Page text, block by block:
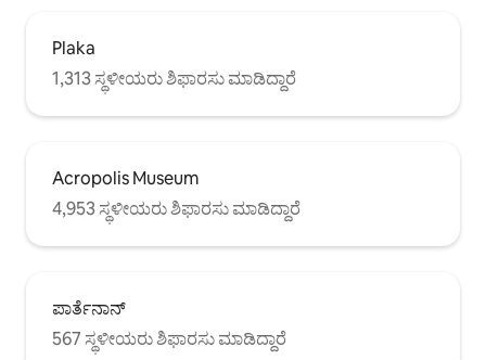
Plaka
1,313 ಸ್ಥಳೀಯರು ಶಿಫಾರಸು ಮಾಡಿದ್ದಾರೆ
Acropolis Museum
4,953 ಸ್ಥಳೀಯರು ಶಿಫಾರಸು ಮಾಡಿದ್ದಾರೆ
ಪಾರ್ತೆನಾನ್
567 ಸ್ಥಳೀಯರು ಶಿಫಾರಸು ಮಾಡಿದ್ದಾರೆ